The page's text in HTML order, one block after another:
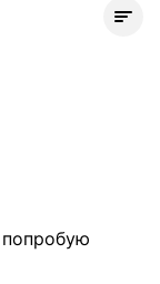
попробую